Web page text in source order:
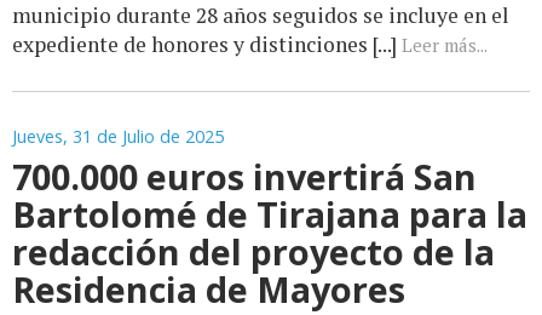
municipio durante 28 años seguidos se incluye en el
expediente de honores y distinciones [...] Leer más...
Jueves, 31 de Julio de 2025
700.000 euros invertirá San
Bartolomé de Tirajana para la
redacción del proyecto de la
Residencia de Mayores